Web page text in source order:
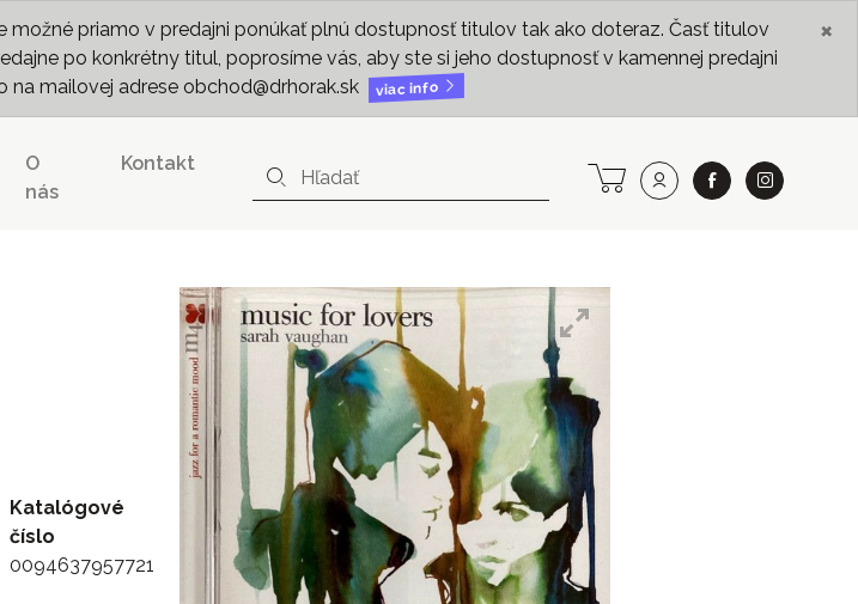
priamo v predajni ponúkať plnú dostupnosť titulov tak ako doteraz. Časť titulov
po konkrétny titul, poprosíme vás, aby ste si jeho dostupnosť v kamennej predajni
mailovej adrese obchod@drhorak.sk
viac info
×
O
nás
Kontakt
Katalógové
číslo
0094637957721